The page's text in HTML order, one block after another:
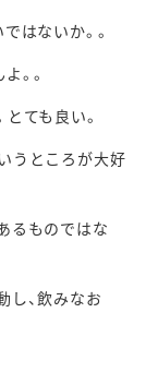
はないか。。
。。
ても良い。
うところが大好
るものではな
し、飲みなお